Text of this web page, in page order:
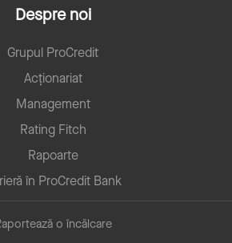
Despre noi
Grupul ProCredit
Acționariat
Management
Rating Fitch
Rapoarte
în ProCredit Bank
o încălcare